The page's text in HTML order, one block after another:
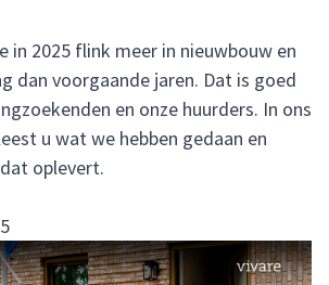
in 2025 flink meer in nieuwbouw en
dan voorgaande jaren. Dat is goed
en onze huurders. In ons
u wat we hebben gedaan en
oplevert.